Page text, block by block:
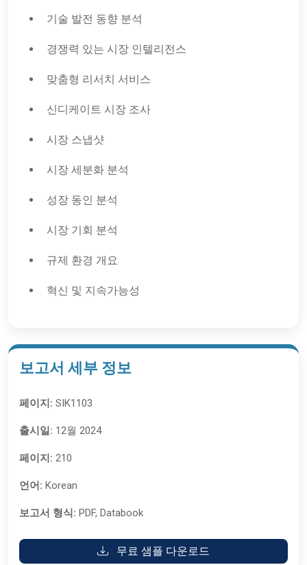
기술 발전 동향 분석
경쟁력 있는 시장 인텔리전스
맞춤형 리서치 서비스
신디케이트 시장 조사
시장 스냅샷
시장 세분화 분석
성장 동인 분석
시장 기회 분석
규제 환경 개요
혁신 및 지속가능성
보고서 세부 정보
페이지: SIK1103
출시일: 12월 2024
페이지: 210
언어: Korean
보고서 형식: PDF, Databook
무료 샘플 다운로드